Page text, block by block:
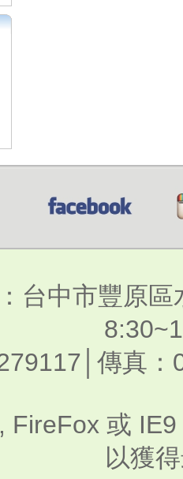
台中市豐原
傳真
FireFox 或
以獲